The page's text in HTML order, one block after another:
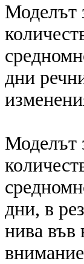
Моделът
дни
Моделът
дни, в
нива във